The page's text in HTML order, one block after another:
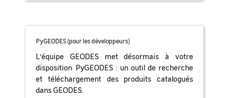
PyGEODES (pour les développeurs)
L’équipe GEODES met désormais à votre
disposition PyGEODES : un outil de recherche
et téléchargement des produits catalogués
dans GEODES.